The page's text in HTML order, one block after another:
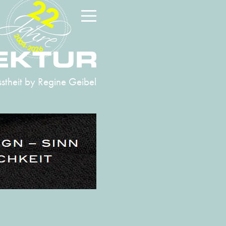
by Regine Geibel
2004-2026
22